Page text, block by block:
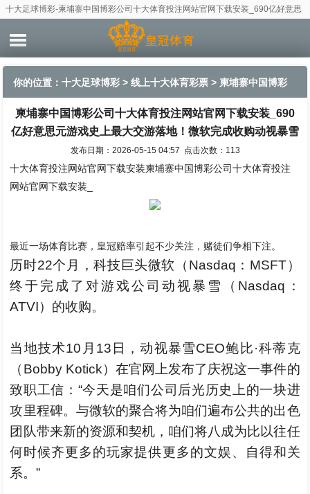
十大足球博彩-柬埔寨中国博彩公司十大体育投注网站官网下载安装_690亿好意思
元游戏史上最大交游落地！微软完成收购动视暴雪
你的位置：十大足球博彩 >线上十大体育彩票 > 柬埔寨中国博彩
公司十大体育投注网站官网下载安装_690亿好意思元游戏史上最
大交游落地！微软完成收购动视暴雪
柬埔寨中国博彩公司十大体育投注网站官网下载安装_690
亿好意思元游戏史上最大交游落地！微软完成收购动视暴雪
发布日期：2026-05-15 04:57 点击次数：113
十大体育投注网站官网下载安装柬埔寨中国博彩公司十大体育投注
网站官网下载安装_
最近一场体育比赛，皇冠赔率引起不少关注，赌徒们争相下注。
历时22个月，科技巨头微软（Nasdaq：MSFT）
终于完成了对游戏公司动视暴雪（Nasdaq：
ATVI）的收购。
当地技术10月13日，动视暴雪CEO鲍比·科蒂克
（Bobby Kotick）在官网上发布了庆祝这一事件的
致职工信：“今天是咱们公司后光历史上的一块进
攻里程碑。与微软的聚合将为咱们遍布公共的出色
团队带来新的资源和契机，咱们将八成为比以往任
何时候齐更多的玩家提供更多的文娱、自得和关
系。”